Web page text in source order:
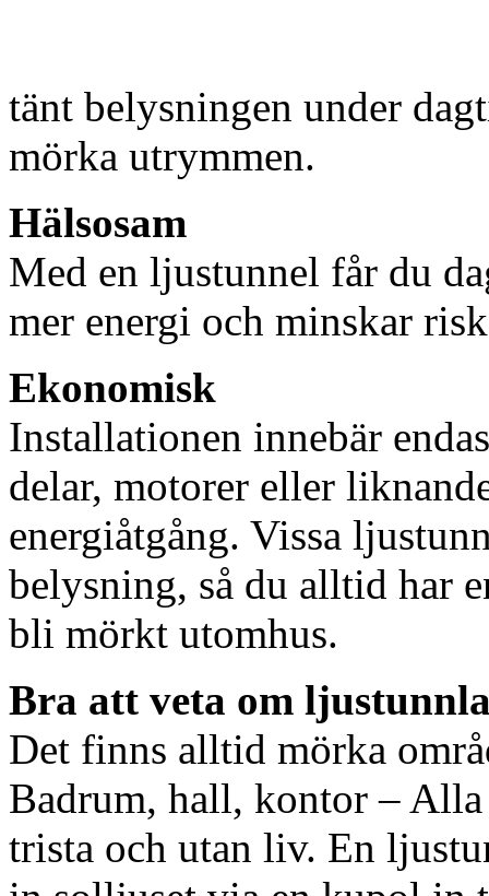
tänt belysningen under
mörka utrymmen.
Hälsosam
Med en ljustunnel får du
mer energi och minskar
Ekonomisk
Installationen innebär
delar, motorer eller
energiåtgång. Vissa
belysning, så du alltid har
bli mörkt utomhus.
Bra att veta om
Det finns alltid mörka
Badrum, hall, kontor – Alla
trista och utan liv. En